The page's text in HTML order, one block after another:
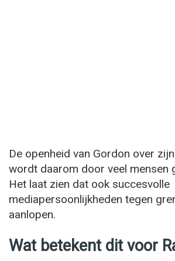
De openheid van Gordon over
wordt daarom door veel mensen
Het laat zien dat ook succesvolle
mediapersoonlijkheden tegen
aanlopen.
Wat betekent dit voor